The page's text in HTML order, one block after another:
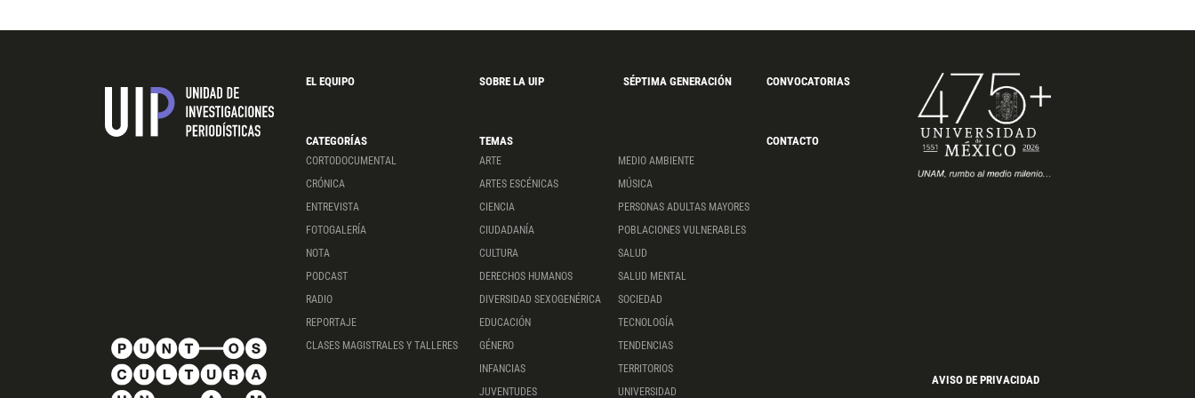
EL EQUIPO SOBRE LA UIP SÉPTIMA GENERACIÓN CONVOCATORIAS
CATEGORÍAS
CORTODOCUMENTAL
CRÓNICA
ENTREVISTA
FOTOGALERÍA
NOTA
PODCAST
RADIO
REPORTAJE
CLASES MAGISTRALES Y TALLERES
TEMAS
ARTE
ARTES ESCÉNICAS
CIENCIA
CIUDADANÍA
CULTURA
DERECHOS HUMANOS
DIVERSIDAD SEXOGENÉRICA
EDUCACIÓN
GÉNERO
INFANCIAS
JUVENTUDES
MEDIO AMBIENTE
MÚSICA
PERSONAS ADULTAS MAYORES
POBLACIONES VULNERABLES
SALUD
SALUD MENTAL
SOCIEDAD
TECNOLOGÍA
TENDENCIAS
TERRITORIOS
UNIVERSIDAD
CONTACTO
AVISO DE PRIVACIDAD